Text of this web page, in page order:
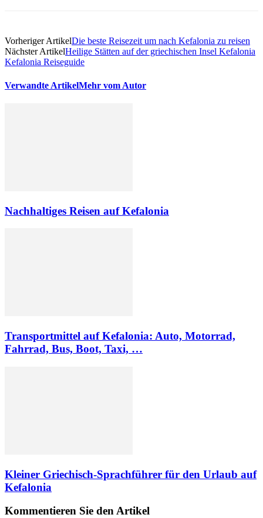
Vorheriger ArtikelDie beste Reisezeit um nach Kefalonia zu reisen
Nächster ArtikelHeilige Stätten auf der griechischen Insel Kefalonia
Kefalonia Reiseguide
Verwandte ArtikelMehr vom Autor
Nachhaltiges Reisen auf Kefalonia
Transportmittel auf Kefalonia: Auto, Motorrad,
Fahrrad, Bus, Boot, Taxi, …
Kleiner Griechisch-Sprachführer für den Urlaub auf
Kefalonia
Kommentieren Sie den Artikel